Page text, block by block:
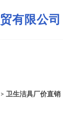
有限公司
> 卫生洁具厂价直